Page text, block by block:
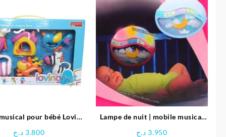
pour bébé Loving
3.800 د.ج
Lampe de nuit | mobile musical
3.950 د.ج